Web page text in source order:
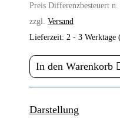
Preis Differenzbesteuert
zzgl. Versand
Lieferzeit: 2 - 3 Werktage
In den Warenkorb
Darstellung